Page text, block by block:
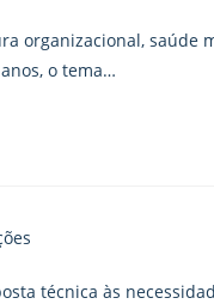
organizacional, saúde
o tema…
técnica às